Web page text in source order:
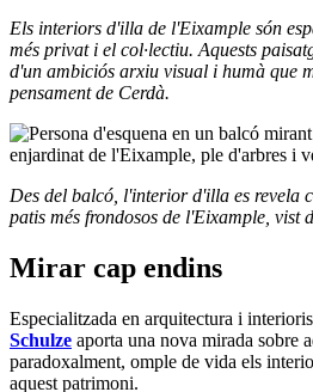
Els interiors d'illa de l'Eixample són
més privat i el col·lectiu. Aquests
d'un ambiciós arxiu visual i humà que
pensament de Cerdà.
Des del balcó, l'interior d'illa es revela
patis més frondosos de l'Eixample, vist
Mirar cap endins
Especialitzada en arquitectura i
Schulze aporta una nova mirada sobre
paradoxalment, omple de vida els
aquest patrimoni.